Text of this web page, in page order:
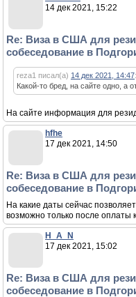
14 дек 2021, 15:22
Re: Виза в США для
собеседование в
reza1 писал(а) 14 дек 2021, 14:47:
Какой-то бред, на сайте одно, а
На сайте информация для
hfhe
17 дек 2021, 14:50
Re: Виза в США для
собеседование в
На какие даты сейчас
возможно только после оплаты
H_A_N
17 дек 2021, 15:02
Re: Виза в США для
собеседование в